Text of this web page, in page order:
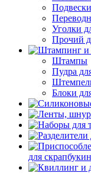
Подвески
Уголки
Прочий
Штампы
Пудра
Блоки
для